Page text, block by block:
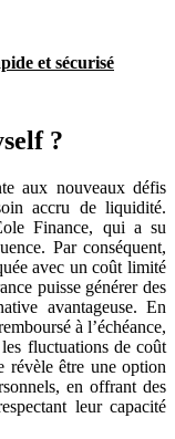
et sécurisé
?
aux nouveaux défis
accru de liquidité.
Finance, qui a su
Par conséquent,
avec un coût limité
puisse générer des
avantageuse. En
à l’échéance,
fluctuations de coût
révèle être une option
en offrant des
leur capacité